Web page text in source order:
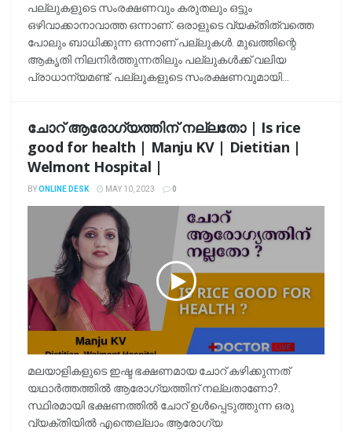
പല്ലുകളുടെ സംരക്ഷണവും കരുതലും ഒട്ടും
ഒഴിവാക്കാനാവാത്ത ഒന്നാണ്. ഒരാളുടെ വ്യക്തിത്വത്തെ
പോലും ബാധിക്കുന്ന ഒന്നാണ് പല്ലുകള്‍. മുഖത്തിന്റെ
ആകൃതി നിലനിര്‍ത്തുന്നതിലും പല്ലുകള്‍ക്ക് വലിയ
പ്രാധാന്യമണ്ട്. പല്ലുകളുടെ സംരക്ഷണവുമായി...
ചോറ് ആരോഗ്യത്തിന് നല്ലതോ | Is rice
good for health | Manju KV | Dietitian |
Welmont Hospital |
BYONLINE DESK MAY 10, 2023 0
മലയാളികളുടെ ഇഷ്ട ഭക്ഷണമായ ചോറ് കഴിക്കുന്നത്
യഥാര്‍ത്തത്തില്‍ ആരോഗ്യത്തിന് നല്ലതാണോ?.
സ്ഥിരമായി ഭക്ഷണത്തില്‍ ചോറ് ഉള്‍പ്പെടുത്തുന്ന ഒരു
വ്യക്തിയില്‍ എന്തെല്ലാം ആരോഗ്യ